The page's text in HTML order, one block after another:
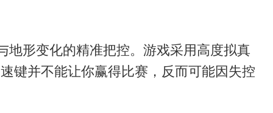
地形变化的精准把控。游戏采用高度拟真
键并不能让你赢得比赛，反而可能因失控